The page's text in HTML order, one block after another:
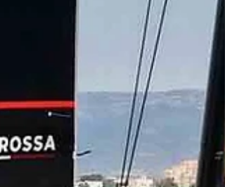
segundo puesto en el medio. Primeros en la
tabla general con 29 puntos, die